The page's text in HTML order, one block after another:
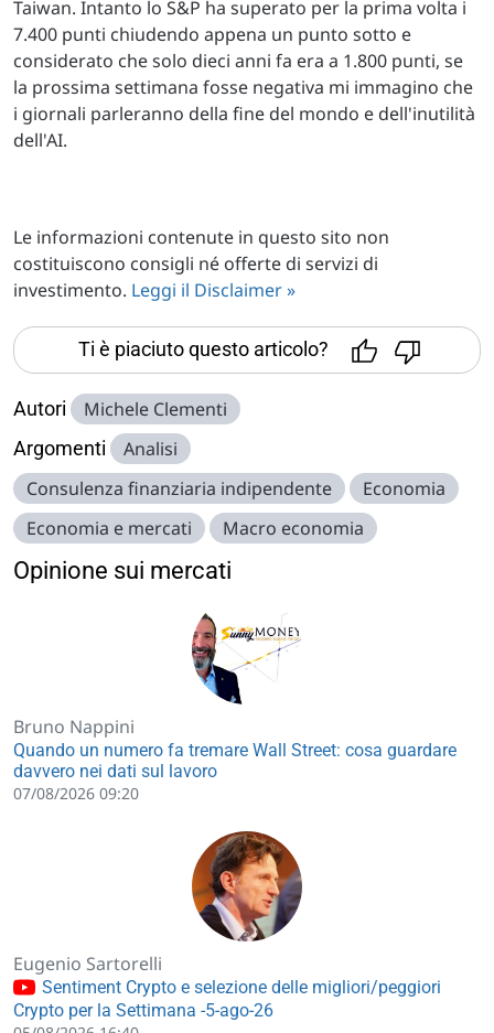
Taiwan. Intanto lo S&P ha superato per la prima volta i
7.400 punti chiudendo appena un punto sotto e
considerato che solo dieci anni fa era a 1.800 punti, se
la prossima settimana fosse negativa mi immagino che
i giornali parleranno della fine del mondo e dell'inutilità
dell'AI.
Le informazioni contenute in questo sito non
costituiscono consigli né offerte di servizi di
investimento. Leggi il Disclaimer »
Ti è piaciuto questo articolo?
Autori Michele Clementi
Argomenti
Analisi
Consulenza finanziaria indipendente
Economia
Economia e mercati
Macro economia
Opinione sui mercati
Bruno Nappini
Quando un numero fa tremare Wall Street: cosa guardare
davvero nei dati sul lavoro
07/08/2026 09:20
Eugenio Sartorelli
Sentiment Crypto e selezione delle migliori/peggiori
Crypto per la Settimana -5-ago-26